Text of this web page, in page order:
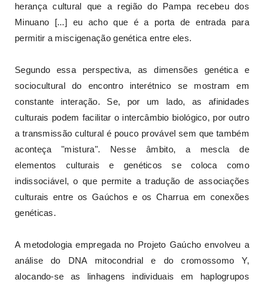
herança cultural que a região do Pampa recebeu dos
Minuano [...] eu acho que é a porta de entrada para
permitir a miscigenação genética entre eles.
Segundo essa perspectiva, as dimensões genética e
sociocultural do encontro interétnico se mostram em
constante interação. Se, por um lado, as afinidades
culturais podem facilitar o intercâmbio biológico, por outro
a transmissão cultural é pouco provável sem que também
aconteça "mistura". Nesse âmbito, a mescla de
elementos culturais e genéticos se coloca como
indissociável, o que permite a tradução de associações
culturais entre os Gaúchos e os Charrua em conexões
genéticas.
A metodologia empregada no Projeto Gaúcho envolveu a
análise do DNA mitocondrial e do cromossomo Y,
alocando-se as linhagens individuais em haplogrupos